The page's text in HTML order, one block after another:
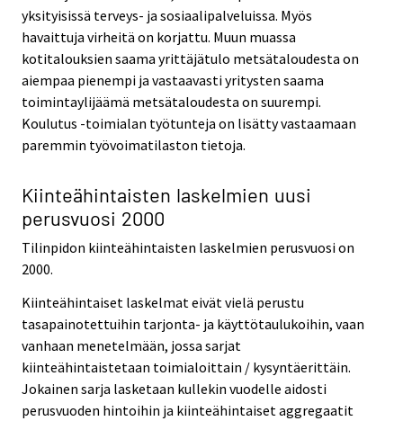
yksityisissä terveys- ja sosiaalipalveluissa. Myös
havaittuja virheitä on korjattu. Muun muassa
kotitalouksien saama yrittäjätulo metsätaloudesta on
aiempaa pienempi ja vastaavasti yritysten saama
toimintaylijäämä metsätaloudesta on suurempi.
Koulutus -toimialan työtunteja on lisätty vastaamaan
paremmin työvoimatilaston tietoja.
Kiinteähintaisten laskelmien uusi
perusvuosi 2000
Tilinpidon kiinteähintaisten laskelmien perusvuosi on
2000.
Kiinteähintaiset laskelmat eivät vielä perustu
tasapainotettuihin tarjonta- ja käyttötaulukoihin, vaan
vanhaan menetelmään, jossa sarjat
kiinteähintaistetaan toimialoittain / kysyntäerittäin.
Jokainen sarja lasketaan kullekin vuodelle aidosti
perusvuoden hintoihin ja kiinteähintaiset aggregaatit